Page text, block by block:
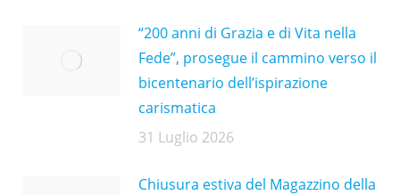
“200 anni di Grazia e di Vita nella
Fede”, prosegue il cammino verso il
bicentenario dell’ispirazione
carismatica
31 Luglio 2026
Chiusura estiva del Magazzino della